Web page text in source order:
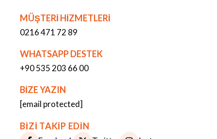
MÜŞTERİ HİZMETLERİ
0216 471 72 89
WHATSAPP DESTEK
+90 535 203 66 00
BİZE YAZIN
[email protected]
BİZİ TAKİP EDİN